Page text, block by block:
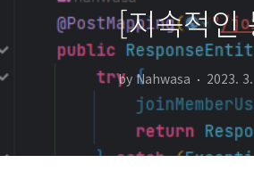
[지속적인
by Nahwasa 2023.